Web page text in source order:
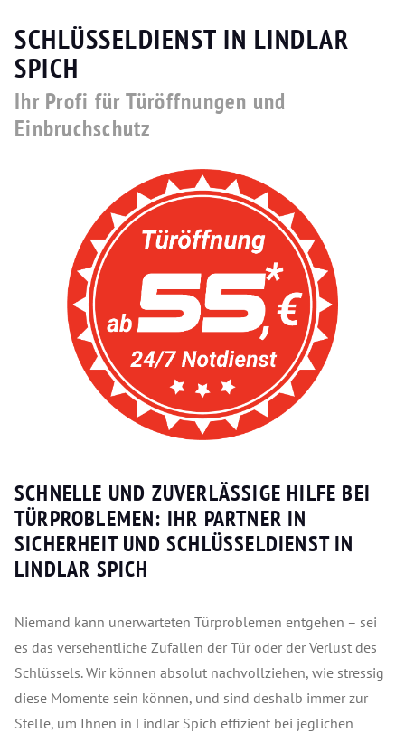
SCHLÜSSELDIENST IN LINDLAR
SPICH
Ihr Profi für Türöffnungen und
Einbruchschutz
SCHNELLE UND ZUVERLÄSSIGE HILFE BEI
TÜRPROBLEMEN: IHR PARTNER IN
SICHERHEIT UND SCHLÜSSELDIENST IN
LINDLAR SPICH
Niemand kann unerwarteten Türproblemen entgehen – sei
es das versehentliche Zufallen der Tür oder der Verlust des
Schlüssels. Wir können absolut nachvollziehen, wie stressig
diese Momente sein können, und sind deshalb immer zur
Stelle, um Ihnen in Lindlar Spich effizient bei jeglichen